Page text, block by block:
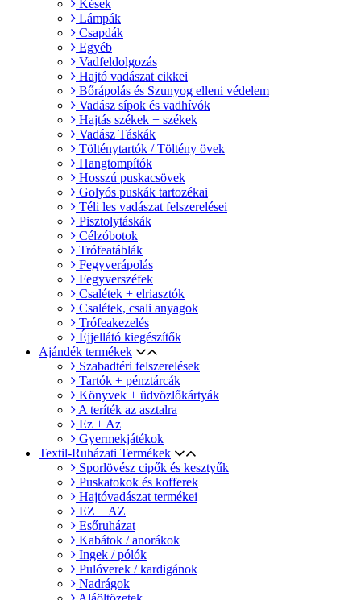
Kések
Lámpák
Csapdák
Egyéb
Vadfeldolgozás
Hajtó vadászat cikkei
Bőrápolás és Szunyog elleni védelem
Vadász sípok és vadhívók
Hajtás székek + székek
Vadász Táskák
Tölténytartók / Töltény övek
Hangtompítók
Hosszú puskacsövek
Golyós puskák tartozékai
Téli les vadászat felszerelései
Pisztolytáskák
Célzóbotok
Trófeatáblák
Fegyverápolás
Fegyverszéfek
Csalétek + elriasztók
Csalétek, csali anyagok
Trófeakezelés
Éjjellátó kiegészítők
Ajándék termékek
Szabadtéri felszerelések
Tartók + pénztárcák
Könyvek + üdvözlőkártyák
A teríték az asztalra
Ez + Az
Gyermekjátékok
Textil-Ruházati Termékek
Sporlövész cipők és kesztyűk
Puskatokok és kofferek
Hajtóvadászat termékei
EZ + AZ
Esőruházat
Kabátok / anorákok
Ingek / pólók
Pulóverek / kardigánok
Nadrágok